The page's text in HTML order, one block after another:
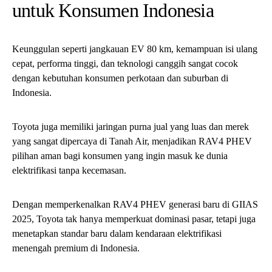
untuk Konsumen Indonesia
Keunggulan seperti jangkauan EV 80 km, kemampuan isi ulang
cepat, performa tinggi, dan teknologi canggih sangat cocok
dengan kebutuhan konsumen perkotaan dan suburban di
Indonesia.
Toyota juga memiliki jaringan purna jual yang luas dan merek
yang sangat dipercaya di Tanah Air, menjadikan RAV4 PHEV
pilihan aman bagi konsumen yang ingin masuk ke dunia
elektrifikasi tanpa kecemasan.
Dengan memperkenalkan RAV4 PHEV generasi baru di GIIAS
2025, Toyota tak hanya memperkuat dominasi pasar, tetapi juga
menetapkan standar baru dalam kendaraan elektrifikasi
menengah premium di Indonesia.